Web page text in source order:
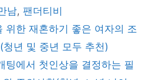
남, 팬더티비
위한 재혼하기 좋은 여자의 조
청년 및 중년 모두 추천)
팅에서 첫인상을 결정하는 필